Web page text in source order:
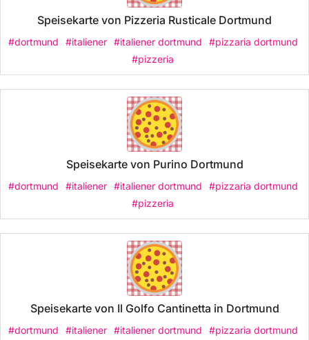
Speisekarte von Pizzeria Rusticale Dortmund
#dortmund #italiener #italiener dortmund
#pizzaria dortmund
#pizzeria
Speisekarte von Purino Dortmund
#dortmund #italiener #italiener dortmund
#pizzaria dortmund
#pizzeria
Speisekarte von Il Golfo Cantinetta in Dortmund
#dortmund #italiener #italiener dortmund
#pizzaria dortmund